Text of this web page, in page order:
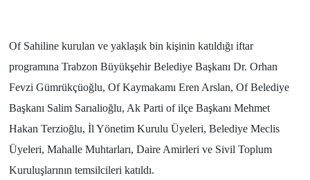
Of Sahiline kurulan ve yaklaşık bin kişinin katıldığı iftar
programına Trabzon Büyükşehir Belediye Başkanı Dr. Orhan
Fevzi Gümrükçüoğlu, Of Kaymakamı Eren Arslan, Of Belediye
Başkanı Salim Sarıalioğlu, Ak Parti of ilçe Başkanı Mehmet
Hakan Terzioğlu, İl Yönetim Kurulu Üyeleri, Belediye Meclis
Üyeleri, Mahalle Muhtarları, Daire Amirleri ve Sivil Toplum
Kuruluşlarının temsilcileri katıldı.